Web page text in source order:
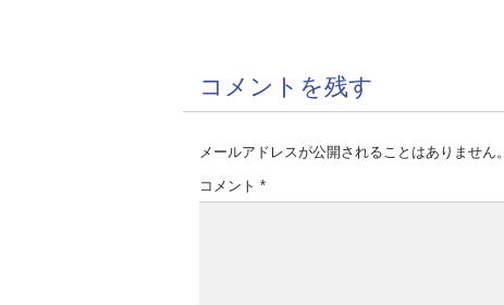
コメントを残す
メールアドレスが公開されることはありません。
コメント *